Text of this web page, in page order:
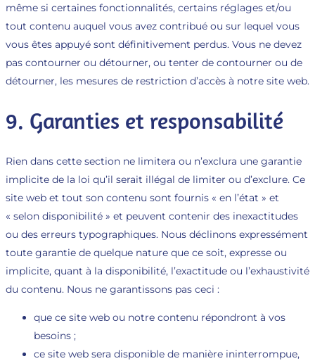
même si certaines fonctionnalités, certains réglages et/ou
tout contenu auquel vous avez contribué ou sur lequel vous
vous êtes appuyé sont définitivement perdus. Vous ne devez
pas contourner ou détourner, ou tenter de contourner ou de
détourner, les mesures de restriction d’accès à notre site web.
9. Garanties et responsabilité
Rien dans cette section ne limitera ou n’exclura une garantie
implicite de la loi qu’il serait illégal de limiter ou d’exclure. Ce
site web et tout son contenu sont fournis « en l’état » et
« selon disponibilité » et peuvent contenir des inexactitudes
ou des erreurs typographiques. Nous déclinons expressément
toute garantie de quelque nature que ce soit, expresse ou
implicite, quant à la disponibilité, l’exactitude ou l’exhaustivité
du contenu. Nous ne garantissons pas ceci :
que ce site web ou notre contenu répondront à vos
besoins ;
ce site web sera disponible de manière ininterrompue,